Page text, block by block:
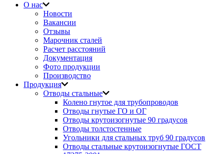
О нас
Новости
Вакансии
Отзывы
Марочник сталей
Расчет расстояний
Документация
Фото продукции
Производство
Продукция
Отводы стальные
Колено гнутое для трубопроводов
Отводы гнутые ГО и ОГ
Отводы крутоизогнутые 90 градусов
Отводы толстостенные
Угольники для стальных труб 90 градусов
Отводы стальные крутоизогнутые ГОСТ